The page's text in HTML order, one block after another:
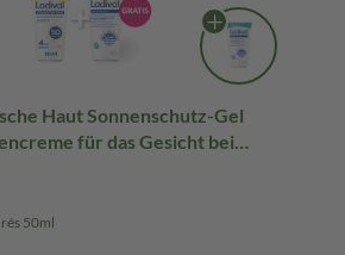
Haut Sonnenschutz-Gel
für das Gesicht bei
und Mallorca-Akne, mit 4-fach
50ml
50ml